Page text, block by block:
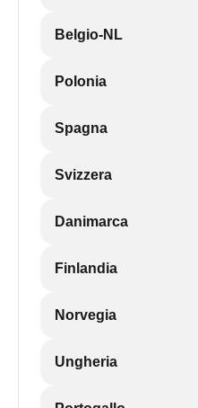
Belgio-NL
Polonia
Spagna
Svizzera
Danimarca
Finlandia
Norvegia
Ungheria